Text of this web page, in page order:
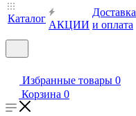
Каталог
АКЦИИ
Доставка
и оплата
Избранные товары 0
Корзина 0